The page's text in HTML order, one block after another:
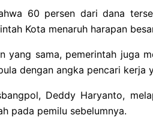
60 persen dari dana
Kota menaruh harapan
yang sama, pemerintah juga
dengan angka pencari
Deddy Haryanto,
pada pemilu sebelumnya.